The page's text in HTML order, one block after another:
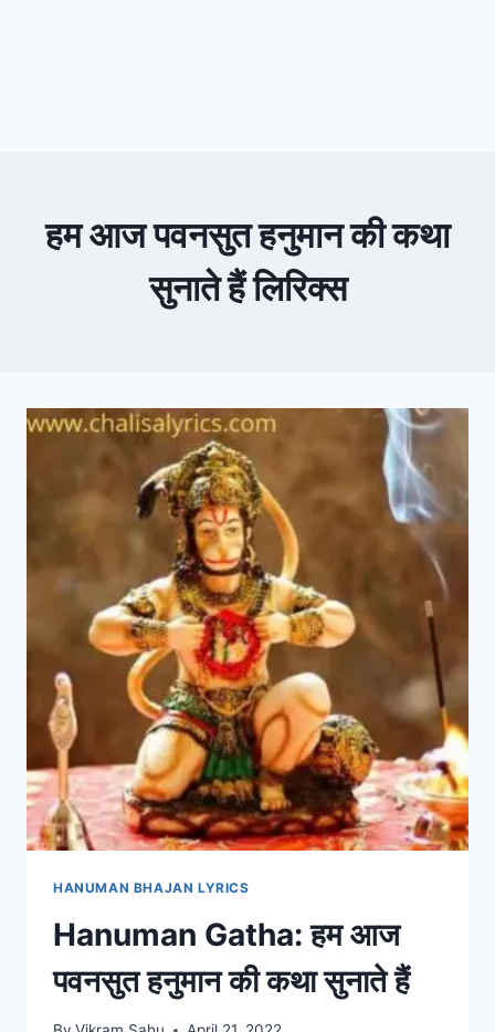
हम आज पवनसुत हनुमान की कथा
सुनाते हैं लिरिक्स
HANUMAN BHAJAN LYRICS
Hanuman Gatha: हम आज
पवनसुत हनुमान की कथा सुनाते हैं